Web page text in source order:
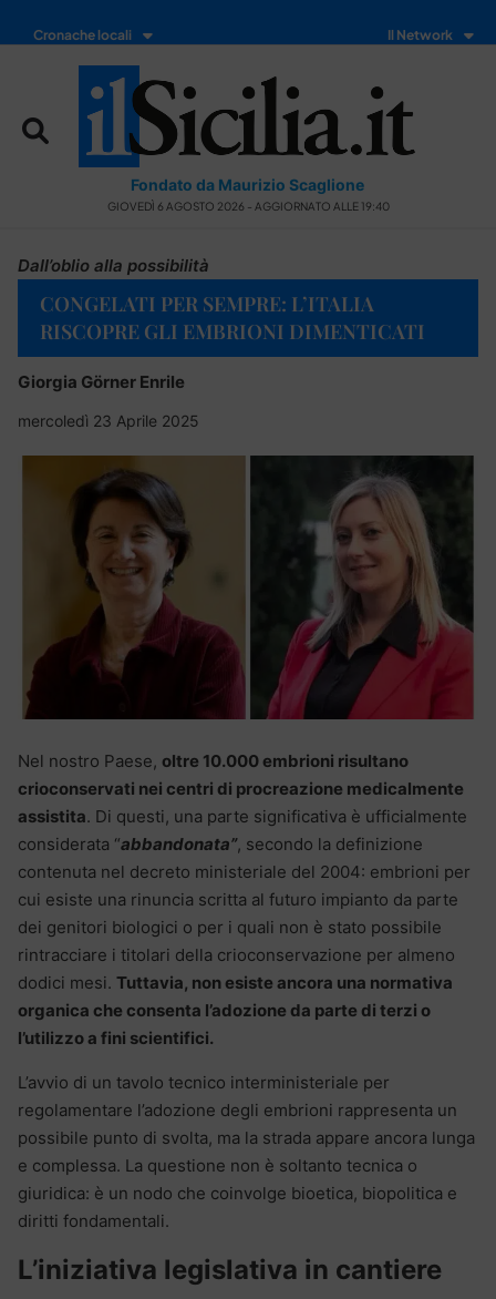
Cronache locali Il Network
Fondato da Maurizio Scaglione
GIOVEDÌ 6 AGOSTO 2026 - AGGIORNATO ALLE 19:40
Dall’oblio alla possibilità
CONGELATI PER SEMPRE: L’ITALIA
RISCOPRE GLI EMBRIONI DIMENTICATI
Giorgia Görner Enrile
mercoledì 23 Aprile 2025
Nel nostro Paese, oltre 10.000 embrioni risultano
crioconservati nei centri di procreazione medicalmente
assistita. Di questi, una parte significativa è ufficialmente
considerata “abbandonata”, secondo la definizione
contenuta nel decreto ministeriale del 2004: embrioni per
cui esiste una rinuncia scritta al futuro impianto da parte
dei genitori biologici o per i quali non è stato possibile
rintracciare i titolari della crioconservazione per almeno
dodici mesi. Tuttavia, non esiste ancora una normativa
organica che consenta l’adozione da parte di terzi o
l’utilizzo a fini scientifici.
L’avvio di un tavolo tecnico interministeriale per
regolamentare l’adozione degli embrioni rappresenta un
possibile punto di svolta, ma la strada appare ancora lunga
e complessa. La questione non è soltanto tecnica o
giuridica: è un nodo che coinvolge bioetica, biopolitica e
diritti fondamentali.
L’iniziativa legislativa in cantiere